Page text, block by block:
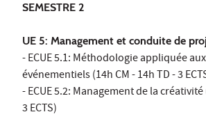
SEMESTRE 2
UE 5: Management et conduite de
- ECUE 5.1: Méthodologie appliquée
événementiels (14h CM - 14h TD - 3
- ECUE 5.2: Management de la créativité
3 ECTS)